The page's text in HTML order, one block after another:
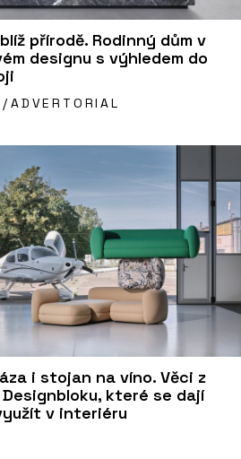
přírodě. Rodinný dům v
designu s výhledem do
/ ADVERTORIAL
i stojan na víno. Věci z
které se dají
v interiéru